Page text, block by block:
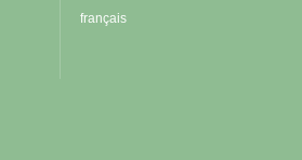
français